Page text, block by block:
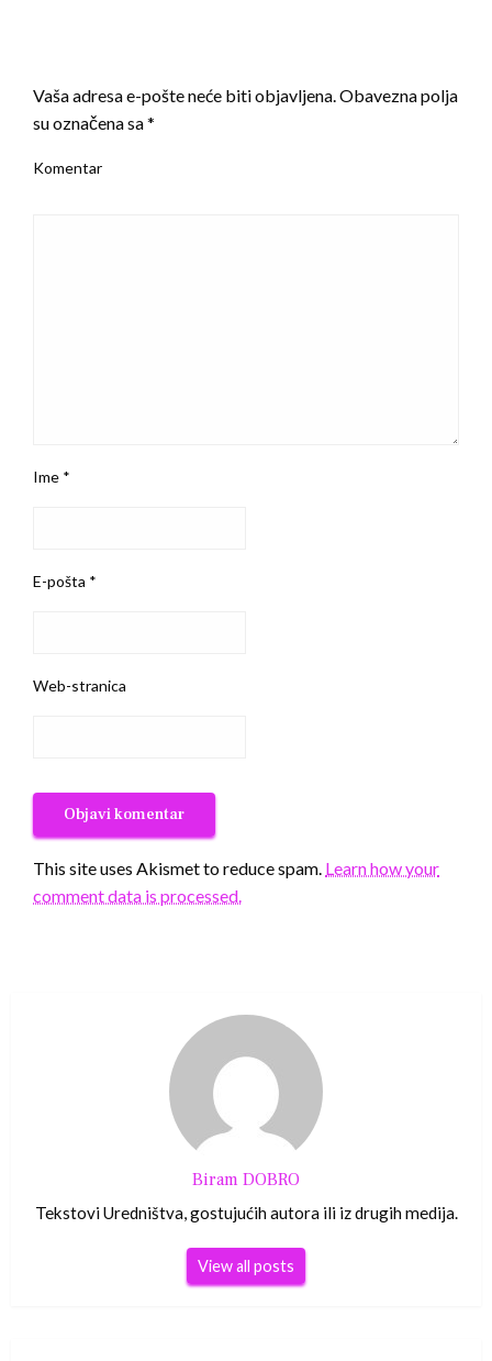
Vaša adresa e-pošte neće biti objavljena.Obavezna polja
su označena sa*
Komentar
Ime *
E-pošta *
Web-stranica
This site uses Akismet to reduce spam. Learn how your
comment data is processed.
Biram DOBRO
Tekstovi Uredništva, gostujućih autora ili iz drugih medija.
View all posts